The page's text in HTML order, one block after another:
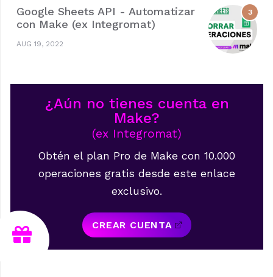
Google Sheets API - Automatizar
con Make (ex Integromat)
AUG 19, 2022
¿Aún no tienes cuenta en
Make?
(ex Integromat)
Obtén el plan Pro de Make con 10.000
operaciones gratis desde este enlace
exclusivo.
CREAR CUENTA